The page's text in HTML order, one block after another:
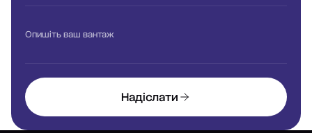
Опишіть ваш вантаж
Надіслати